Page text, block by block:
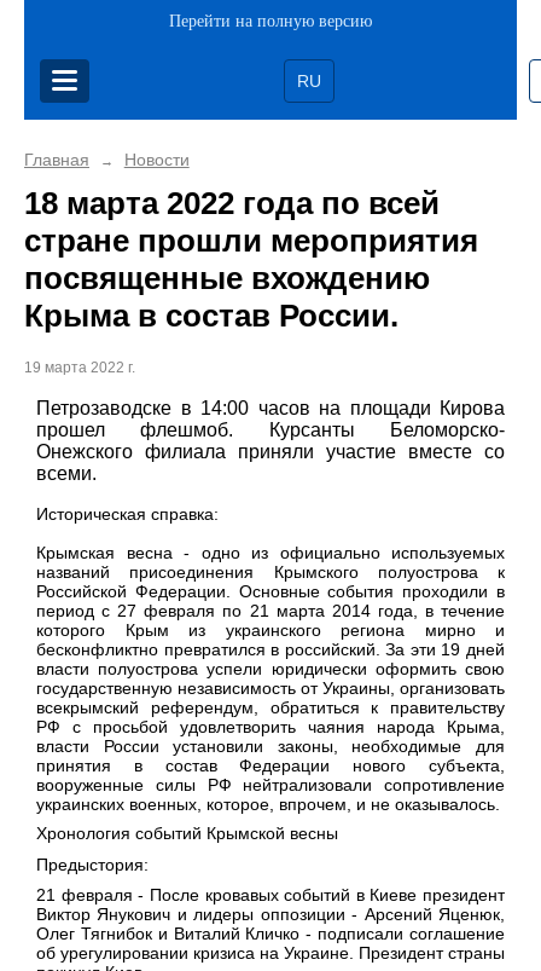
Перейти на полную версию
RU
Главная → Новости
18 марта 2022 года по всей
стране прошли мероприятия
посвященные вхождению
Крыма в состав России.
19 марта 2022 г.
Петрозаводске в 14:00 часов на площади Кирова
прошел флешмоб. Курсанты Беломорско-
Онежского филиала приняли участие вместе со
всеми.
Историческая справка:
Крымская весна - одно из официально используемых
названий присоединения Крымского полуострова к
Российской Федерации. Основные события проходили в
период с 27 февраля по 21 марта 2014 года, в течение
которого Крым из украинского региона мирно и
бесконфликтно превратился в российский. За эти 19 дней
власти полуострова успели юридически оформить свою
государственную независимость от Украины, организовать
всекрымский референдум, обратиться к правительству
РФ с просьбой удовлетворить чаяния народа Крыма,
власти России установили законы, необходимые для
принятия в состав Федерации нового субъекта,
вооруженные силы РФ нейтрализовали сопротивление
украинских военных, которое, впрочем, и не оказывалось.
Хронология событий Крымской весны
Предыстория:
21 февраля - После кровавых событий в Киеве президент
Виктор Янукович и лидеры оппозиции - Арсений Яценюк,
Олег Тягнибок и Виталий Кличко - подписали соглашение
об урегулировании кризиса на Украине. Президент страны